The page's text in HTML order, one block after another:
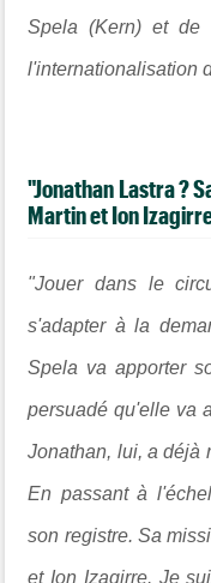
Spela (Kern) et de
l'internationalisation
"Jonathan Lastra ?
Martin et Ion
"Jouer dans le
s'adapter à la
Spela va apporter
persuadé qu'elle va
Jonathan, lui, a déjà
En passant à
son registre. Sa
et Ion Izagirre. Je